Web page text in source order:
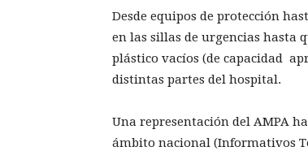
Desde equipos de protección
en las sillas de urgencias hasta
plástico vacíos (de capacidad
distintas partes del hospital.
Una representación del AMPA
ámbito nacional (Informativos